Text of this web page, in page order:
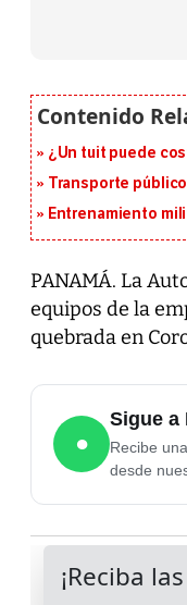
¿Un tuit puede
Transporte
Entrenamiento
PANAMÁ. La
equipos de la
quebrada en
●
Sigue a
Recibe
desde